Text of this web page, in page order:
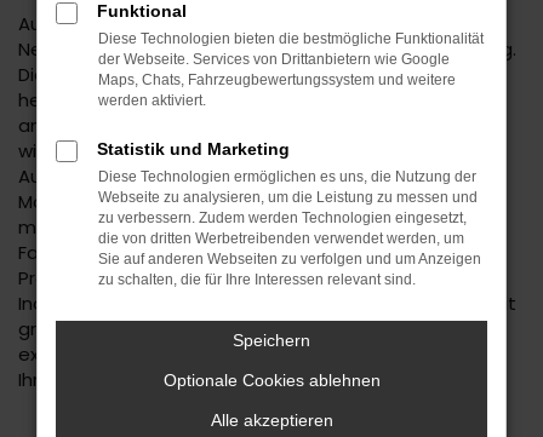
Autofans und -experten geraten bereits bei der
Nennung des Suzuki Vitara Neuwagens in Begeisterung.
Dieses Fahrzeug hat einfach alles, was man sich in der
heutigen Zeit für seine Mobilität in Nagold oder einem
anderen Ort wünscht. Da ist das Design, das immer
wieder gelobt wird, da sind aber auch die zahlreichen
Ausstattungsmerkmale und die effiziente
Motorisierung. Mit einem Suzuki Vitara Neuwagen
machen Sie alles richtig und dürfen sich für Ihr neues
Fahrzeug in Nagold auch noch auf einen erstklassigen
Preis freuen. Beim Autohaus Daub setzen wir auf
Individualität und beraten Sie immer persönlich und mit
größter Fachkompetenz. Wir stellen sicher, dass Sie
exakt den Suzuki Vitara Neuwagen erhalten, der zu
Ihnen und Nagold passt.
Funktional
Diese Technologien bieten die bestmögliche Funktionalität
der Webseite. Services von Drittanbietern wie Google
Maps, Chats, Fahrzeugbewertungssystem und weitere
werden aktiviert.
Statistik und Marketing
Diese Technologien ermöglichen es uns, die Nutzung der
Webseite zu analysieren, um die Leistung zu messen und
zu verbessern. Zudem werden Technologien eingesetzt,
die von dritten Werbetreibenden verwendet werden, um
Sie auf anderen Webseiten zu verfolgen und um Anzeigen
zu schalten, die für Ihre Interessen relevant sind.
Speichern
Optionale Cookies ablehnen
Alle akzeptieren